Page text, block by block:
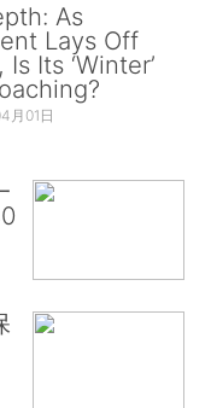
As
Lays Off
Its ‘Winter’
月01日